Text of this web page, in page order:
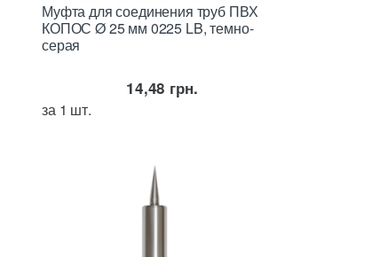
Муфта для соединения труб ПВХ
КОПОС Ø 25 мм 0225 LB, темно-
серая
14,48 грн.
за 1 шт.